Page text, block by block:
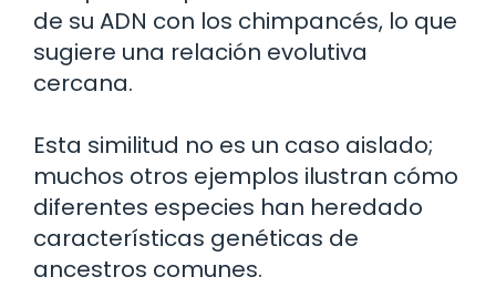
de su ADN con los chimpancés, lo que
sugiere una relación evolutiva
cercana.
Esta similitud no es un caso aislado;
muchos otros ejemplos ilustran cómo
diferentes especies han heredado
características genéticas de
ancestros comunes.